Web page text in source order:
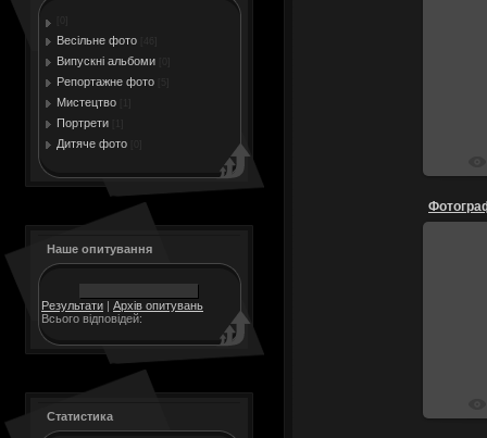
Весільне фото
Випускні альбоми
Репортажне фото
Мистецтво
Портрети
Дитяче фото
Наше опитування
Результати | Архів опитувань
Всього відповідей:
Статистика